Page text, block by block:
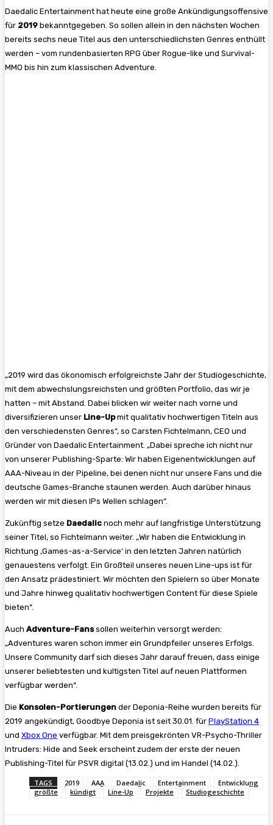
Daedalic Entertainment hat heute eine große Ankündigungsoffensive
für 2019 bekanntgegeben. So sollen allein in den nächsten Wochen
bereits sechs neue Titel aus den unterschiedlichsten Genres enthüllt
werden – vom rundenbasierten RPG über Rogue-like und Survival-
MMO bis hin zum klassischen Adventure.
„2019 wird das ökonomisch erfolgreichste Jahr der Studiogeschichte,
mit dem abwechslungsreichsten und größten Portfolio, das wir je
hatten – mit Abstand. Dabei blicken wir weiter nach vorne und
diversifizieren unser Line-Upmit qualitativ hochwertigen Titeln aus
den verschiedensten Genres“, so Carsten Fichtelmann, CEO und
Gründer von Daedalic Entertainment. „Dabei spreche ich nicht nur
von unserer Publishing-Sparte: Wir haben Eigenentwicklungen auf
AAA-Niveau in der Pipeline, bei denen nicht nur unsere Fans und die
deutsche Games-Branche staunen werden. Auch darüber hinaus
werden wir mit diesen IPs Wellen schlagen“.
Zukünftig setze Daedalic noch mehr auf langfristige Unterstützung
seiner Titel, so Fichtelmann weiter. „Wir haben die Entwicklung in
Richtung ‚Games-as-a-Service‘ in den letzten Jahren natürlich
genauestens verfolgt. Ein Großteil unseres neuen Line-ups ist für
den Ansatz prädestiniert. Wir möchten den Spielern so über Monate
und Jahre hinweg qualitativ hochwertigen Content für diese Spiele
bieten“.
Auch Adventure-Fanssollen weiterhin versorgt werden:
„Adventures waren schon immer ein Grundpfeiler unseres Erfolgs.
Unsere Community darf sich dieses Jahr darauf freuen, dass einige
unserer beliebtesten und kultigsten Titel auf neuen Plattformen
verfügbar werden“.
Die Konsolen-Portierungen der Deponia-Reihe wurden bereits für
2019 angekündigt, Goodbye Deponia ist seit 30.01. für PlayStation 4
und Xbox One verfügbar. Mit dem preisgekrönten VR-Psycho-Thriller
Intruders: Hide and Seek erscheint zudem der erste der neuen
Publishing-Titel für PSVR digital (13.02.) und im Handel (14.02.).
TAGS 2019 AAA Daedalic Entertainment
Entwicklung
größte
kündigt Line-Up Projekte Studiogeschichte